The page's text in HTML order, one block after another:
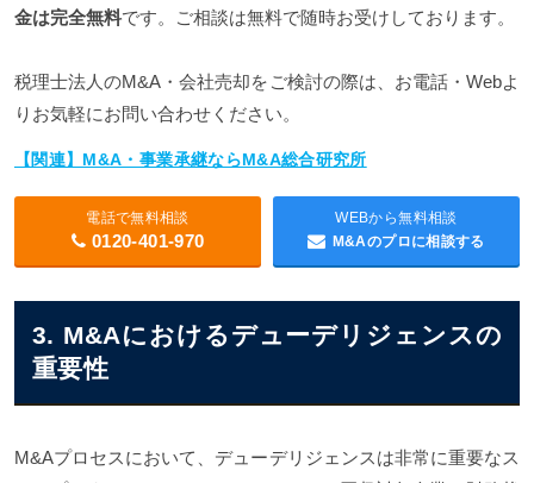
金は完全無料です。ご相談は無料で随時お受けしております。
税理士法人のM&A・会社売却をご検討の際は、お電話・Webよ
りお気軽にお問い合わせください。
【関連】M&A・事業承継ならM&A総合研究所
電話で無料相談
0120-401-970
WEBから無料相談
M&Aのプロに相談する
3. M&Aにおけるデューデリジェンスの
重要性
M&Aプロセスにおいて、デューデリジェンスは非常に重要なス